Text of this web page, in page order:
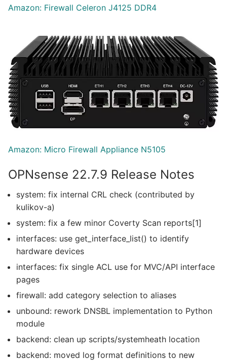
Amazon: Firewall Celeron J4125 DDR4
Amazon: Micro Firewall Appliance N5105
OPNsense 22.7.9 Release Notes
system: fix internal CRL check (contributed by
kulikov-a)
system: fix a few minor Coverty Scan reports[1]
interfaces: use get_interface_list() to identify
hardware devices
interfaces: fix single ACL use for MVC/API interface
pages
firewall: add category selection to aliases
unbound: rework DNSBL implementation to Python
module
backend: clean up scripts/systemheath location
backend: moved log format definitions to new